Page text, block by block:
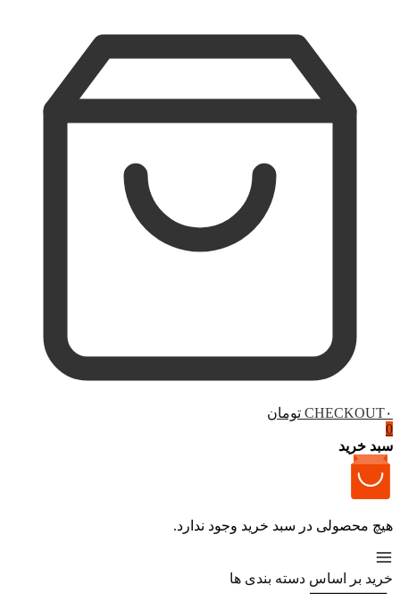
CHECKOUT۰ تومان
0
سبد خرید
هیچ محصولی در سبد خرید وجود ندارد.
خرید بر اساس دسته بندی ها